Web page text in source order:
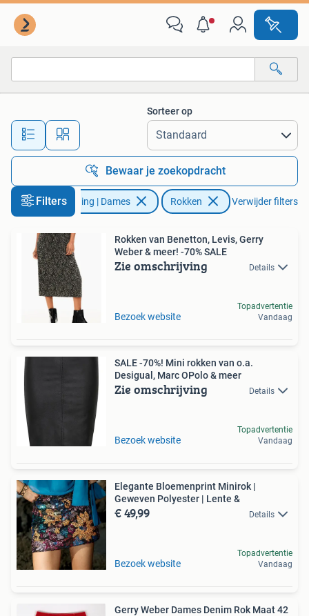
Alle afstanden…
Sorteer op
Bewaar je zoekopdracht
FiltersKleding | Dames Rokken Verwijder filters
Rokken van Benetton, Levis, Gerry
Weber & meer! -70% SALE
Zie omschrijving Details
Bezoek website
Topadvertentie
Vandaag
SALE -70%! Mini rokken van o.a.
Desigual, Marc OPolo & meer
Zie omschrijving Details
Bezoek website
Topadvertentie
Vandaag
Elegante Bloemenprint Minirok |
Geweven Polyester | Lente &
€ 49,99 Details
Bezoek website
Topadvertentie
Vandaag
Gerry Weber Dames Denim Rok Maat 42